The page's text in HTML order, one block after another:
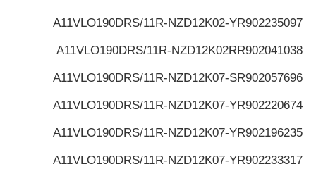
R902235097
A11VLO190DRS/11R-NZD12K02-Y
R902041038
A11VLO190DRS/11R-NZD12K02R
R902057696
A11VLO190DRS/11R-NZD12K07-S
R902220674
A11VLO190DRS/11R-NZD12K07-Y
R902196235
A11VLO190DRS/11R-NZD12K07-Y
R902233317
A11VLO190DRS/11R-NZD12K07-Y